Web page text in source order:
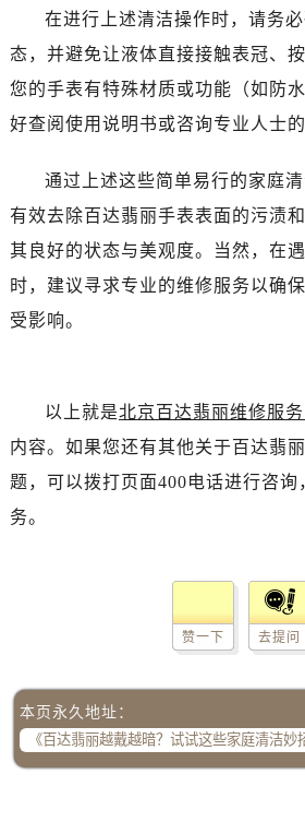
在进行上述清洁操作时，请务
态，并避免让液体直接接触表冠、
您的手表有特殊材质或功能（如防
好查阅使用说明书或咨询专业人士的
通过上述这些简单易行的家庭
有效去除百达翡丽手表表面的污渍
其良好的状态与美观度。当然，在
时，建议寻求专业的维修服务以确
受影响。
以上就是北京百达翡丽维修服
内容。如果您还有其他关于百达翡
题，可以拨打页面400电话进行咨询
务。
赞一下 去提问
本页永久地址：